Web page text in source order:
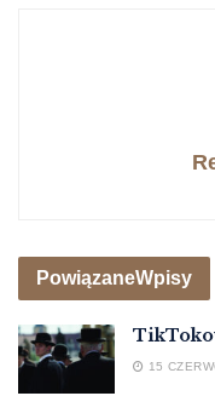
PowiązaneWpisy
15